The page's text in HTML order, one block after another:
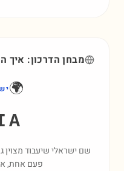
מבחן הדרכון: איך
🌍
שם ישראלי שיעבוד מצוין
פעם אחת,